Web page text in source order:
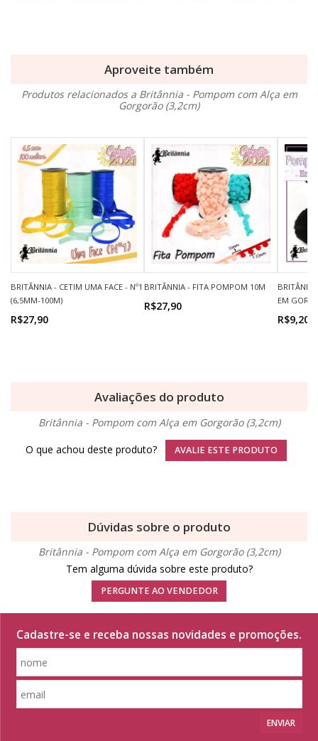
Aproveite também
Produtos relacionados a Britânnia - Pompom com Alça em
Gorgorão (3,2cm)
BRITÂNNIA - CETIM UMA FACE - Nº1
(6,5MM-100M)
R$27,90
BRITÂNNIA - FITA POMPOM 10M
R$27,90
EM
R$9,20
Avaliações do produto
Britânnia - Pompom com Alça em Gorgorão (3,2cm)
O que achou deste produto?
AVALIE ESTE PRODUTO
Dúvidas sobre o produto
Britânnia - Pompom com Alça em Gorgorão (3,2cm)
Tem alguma dúvida sobre este produto?
PERGUNTE AO VENDEDOR
Cadastre-se e receba nossas novidades e promoções.
ENVIAR